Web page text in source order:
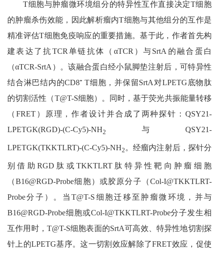
T细胞与肿瘤微环境组分的特异性互作直接决定T细胞
的肿瘤杀伤效能，因此解析瘤内T细胞与其他组分的互作是
精准评估T细胞免疫响应的重要措施。基于此，作者首先构
建表达了抗TCR 单链抗体（ αTCR ）与SrtA 的融合蛋白
（αTCR-SrtA ）。该融合蛋白经小鼠脚垫注射后，可特异性
结合淋巴结内的CD8⁺ T细胞，并保留SrtA 对LPETG 底物肽
的切割活性（T@T-S细胞）。同时，基于荧光共振能量转移
（ FRET）原理，作者设计并合成了两种探针：QSY21-
LPETGK(RGD)-(C-Cy5)-NH2 与 QSY21-
LPETGK(TKKTLRT)-(C-Cy5)-NH2 。经瘤内注射后，探针分
别借助 RGD 肽或 TKKTLRT肽特异性靶向肿瘤细胞
（B16@RGD-Probe细胞）或胶原分子（Col-I@TKKTLRT-
Probe分子）。当T@T-S 细胞迁移至肿瘤微环境，并与
B16@RGD-Probe细胞或Col-I@TKKTLRT-Probe分子发生相
互作用时， T@T-S细胞表面的SrtA可高效、特异性地切割探
针上的LPETG基序。这一切割效应解除了FRET效应，促使